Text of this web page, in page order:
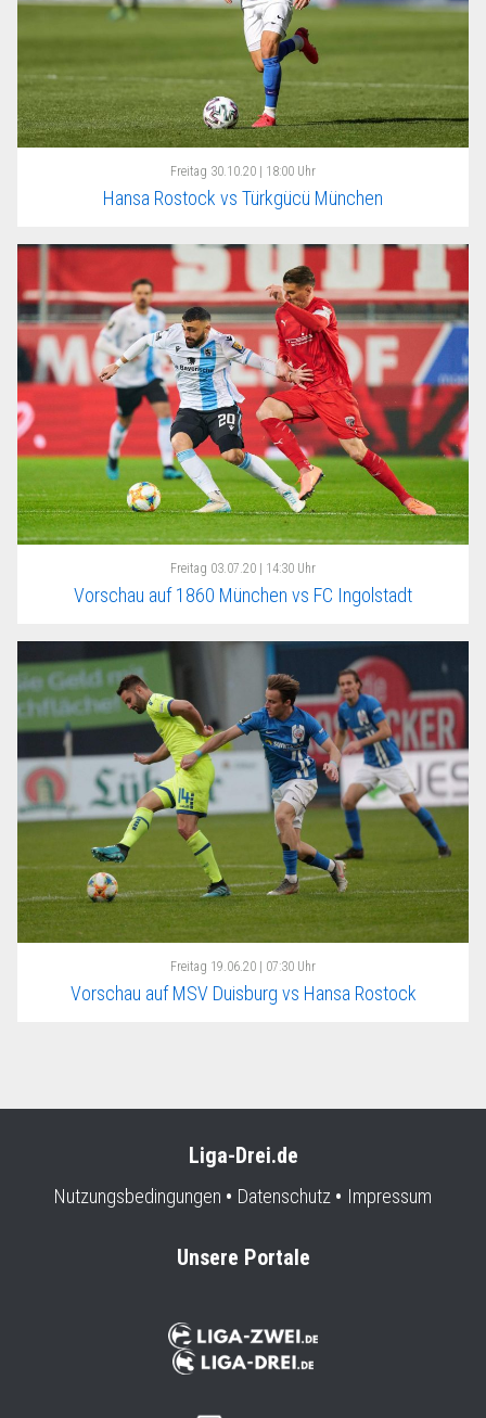
Freitag 30.10.20 | 18:00 Uhr
Hansa Rostock vs Türkgücü München
Freitag 03.07.20 | 14:30 Uhr
Vorschau auf 1860 München vs FC Ingolstadt
Freitag 19.06.20 | 07:30 Uhr
Vorschau auf MSV Duisburg vs Hansa Rostock
Liga-Drei.de
Nutzungsbedingungen Datenschutz Impressum
Unsere Portale